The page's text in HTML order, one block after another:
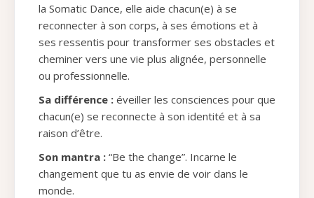
la Somatic Dance, elle aide chacun(e) à se
reconnecter à son corps, à ses émotions et à
ses ressentis pour transformer ses obstacles et
cheminer vers une vie plus alignée, personnelle
ou professionnelle.
Sa différence : éveiller les consciences pour que
chacun(e) se reconnecte à son identité et à sa
raison d’être.
Son mantra : “Be the change”. Incarne le
changement que tu as envie de voir dans le
monde.